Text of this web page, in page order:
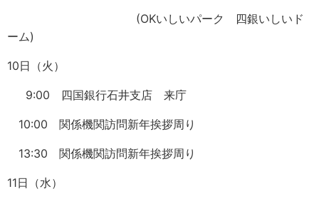
(OKいしいパーク 四銀いしいド
ーム)
10日（火）
9:00 四国銀行石井支店 来庁
10:00 関係機関訪問新年挨拶周り
13:30 関係機関訪問新年挨拶周り
11日（水）